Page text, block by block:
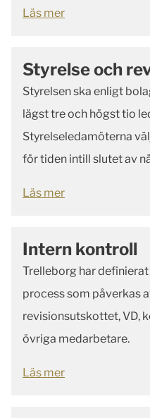
Läs mer
Styrelse och
Styrelsen ska enligt
lägst tre och högst tio
Styrelseledamöterna
för tiden intill slutet av
Läs mer
Intern kontroll
Trelleborg har
process som påverkas
revisionsutskottet, VD,
övriga medarbetare.
Läs mer